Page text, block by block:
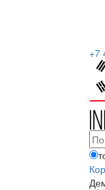
+7